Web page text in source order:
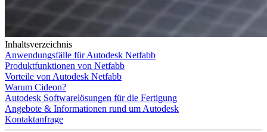
Inhaltsverzeichnis
Anwendungsfälle für Autodesk Netfabb
Produktfunktionen von Netfabb
Vorteile von Autodesk Netfabb
Warum Cideon?
Autodesk Softwarelösungen für die Fertigung
Angebote & Informationen rund um Autodesk
Kontaktanfrage